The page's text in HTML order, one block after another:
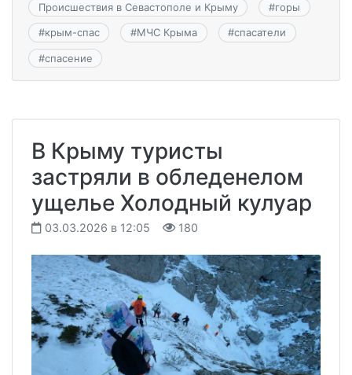
Происшествия в Севастополе и Крыму #горы
#крым-спас #МЧС Крыма #спасатели
#спасение
В Крыму туристы
застряли в обледенелом
ущелье Холодный кулуар
03.03.2026 в 12:05 180